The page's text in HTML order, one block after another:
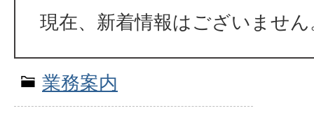
現在、新着情報はございません
業務案内